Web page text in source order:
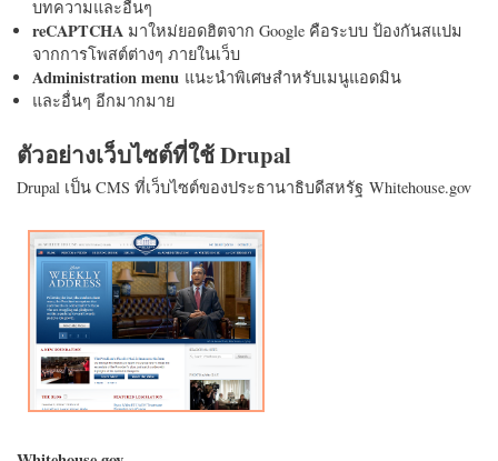
บทความและอื่นๆ
reCAPTCHA มาใหม่ยอดฮิตจาก Google คือระบบ ป้องกันสแปม
จากการโพสต์ต่างๆ ภายในเว็บ
Administration menu แนะนำพิเศษสำหรับเมนูแอดมิน
และอื่นๆ อีกมากมาย
ตัวอย่างเว็บไซต์ที่ใช้ Drupal
Drupal เป็น CMS ที่เว็บไซต์ของประธานาธิบดีสหรัฐ Whitehouse.gov